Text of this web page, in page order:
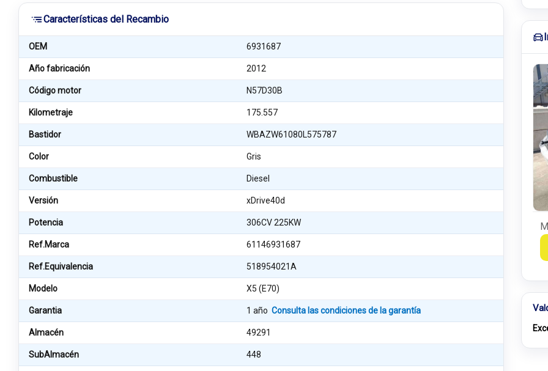
Características del Recambio
OEM 6931687
Año fabricación 2012
Código motor N57D30B
Kilometraje 175.557
Bastidor WBAZW61080L575787
Color Gris
Combustible Diesel
Versión xDrive40d
Potencia 306CV 225KW
Ref.Marca 61146931687
Ref.Equivalencia 518954021A
Modelo X5 (E70)
Garantia 1 añoConsulta las condiciones de la garantía
Almacén 49291
SubAlmacén 448